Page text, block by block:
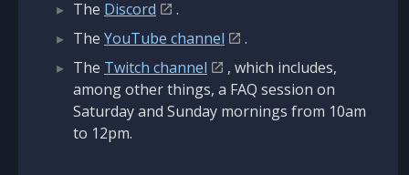
The Discord
.
The YouTube channel
.
The Twitch channel
, which includes,
among other things, a FAQ session on
Saturday and Sunday mornings from 10am
to 12pm.